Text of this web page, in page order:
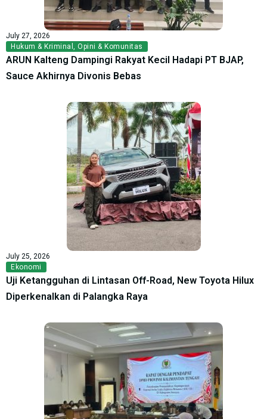
July 27, 2026
Hukum & Kriminal , Opini & Komunitas
ARUN Kalteng Dampingi Rakyat Kecil Hadapi PT BJAP,
Sauce Akhirnya Divonis Bebas
July 25, 2026
Ekonomi
Uji Ketangguhan di Lintasan Off-Road, New Toyota Hilux
Diperkenalkan di Palangka Raya